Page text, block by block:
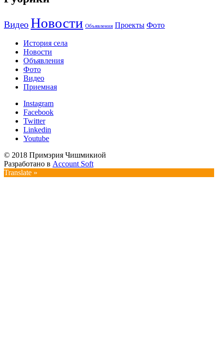
Видео Новости Объявления Проекты Фото
История села
Новости
Объявления
Фото
Видео
Приемная
Instagram
Facebook
Twitter
Linkedin
Youtube
© 2018 Примэрия Чишмикиой
Разработано в Account Soft
Translate »